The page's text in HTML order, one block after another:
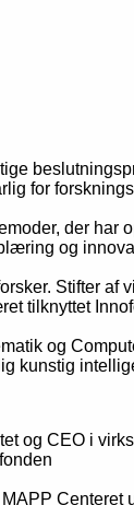
for
der har
og
Stifter
tilknyttet
og
kunstig
og CEO i